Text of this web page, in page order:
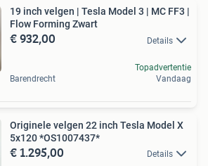
19 inch velgen | Tesla Model 3 | MC FF3 |
Flow Forming Zwart
€ 932,00 Details
Barendrecht
Topadvertentie
Vandaag
Originele velgen 22 inch Tesla Model X
5x120 *OS1007437*
€ 1.295,00 Details